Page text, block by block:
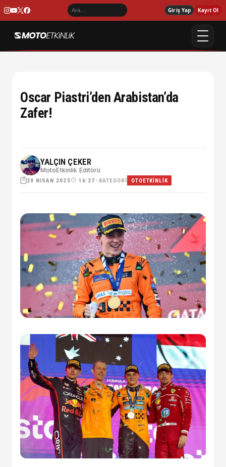
Giriş Yap Kayıt Ol
Oscar Piastri’den Arabistan’da
Zafer!
YALÇIN ÇEKER
MotoEtkinlik Editörü
20 NISAN 2025 16:27 • KATEGORI OTOETKINLIK